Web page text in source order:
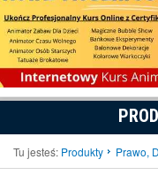
Tu jesteś: Produkty Prawo,